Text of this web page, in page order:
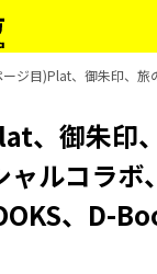
ージ目)Plat、御朱印、旅
、御朱印
ャルコラボ
、D-